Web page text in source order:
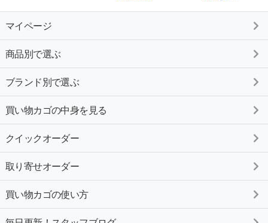
マイページ
商品別で選ぶ
ブランド別で選ぶ
買い物カゴの中身を見る
クイックオーダー
取り寄せオーダー
買い物カゴの使い方